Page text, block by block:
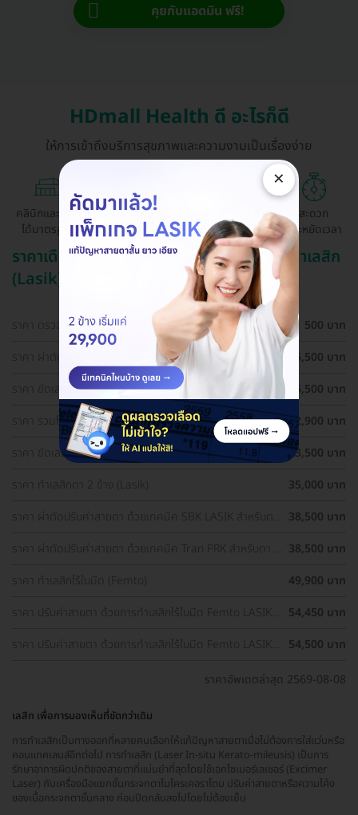
คุยกับแอดมิน ฟรี!
HDmall Health ดี อะไรก็ดี
ให้การเข้าถึงบริการสุขภาพและความงามเป็นเรื่องง่าย
คลินิกและ รพ.
ได้มาตรฐาน
ถูกกว่าจองตรง
ด้วยตัวเอง
สะดวก
ประหยัดเวลา
ราคาเดือน สิงหาคม ปี 2569 (2026) สำหรับ ทำเลสิก
(Lasik)
ราคา ตรวจตาก่อนทำเลสิก (LASIK)
500 บาท
ราคา ผ่าตัดปรับค่าสายตา ด้วยเทคนิค SBK LASIK สำหรับตา
25,500 บาท
ราคา ขัดเลนส์ตาด้วยเลเซอร์ เทคนิค PRK สำหรับตา 1 ข้าง
25,500 บาท
ราคา รวมโปรผ่าตัดแก้ไขสายตา ราคาดี ประเมินสายตา ฟรี!
32,900 บาท
ราคา ขัดเลนส์ตาด้วยเลเซอร์ เทคนิค PRK สำหรับตา 2 ข้าง
33,500 บาท
ราคา ทำเลสิกตา 2 ข้าง (Lasik)
35,000 บาท
ราคา ผ่าตัดปรับค่าสายตา ด้วยเทคนิค SBK LASIK สำหรับตา
38,500 บาท
ราคา ผ่าตัดปรับค่าสายตา ด้วยเทคนิค Tran PRK สำหรับตา 2
38,500 บาท
ราคา ทำเลสิกไร้ใบมีด (Femto)
49,900 บาท
ราคา ปรับค่าสายตา ด้วยการทำเลสิกไร้ใบมีด Femto LASIK 2
54,450 บาท
ราคา ปรับค่าสายตา ด้วยการทำเลสิกไร้ใบมีด Femto LASIK 2
54,500 บาท
ราคาอัพเดตล่าสุด 2569-08-08
เลสิก เพื่อการมองเห็นที่ชัดกว่าเดิม
การทำเลสิกเป็นทางออกที่หลายคนเลือกให้แก้ปัญหาสายตาเมื่อไม่ต้องการใส่แว่นหรือ
คอนแทคเลนส์อีกต่อไป การทำเลสิก (Laser In-situ Kerato-mileusis) เป็นการ
รักษาอาการผิดปกติของสายตาที่แม่นยำที่สุดโดยใช้เอกไซเมอร์เลเซอร์ (Excimer
Laser) กับเครื่องมือแยกชั้นกระจกตาไมโครเคอราโตม ปรับค่าสายตาหรือความโค้ง
ของเนื้อกระจกตาชั้นกลาง ก่อนปิดกลับลงไปโดยไม่ต้องเย็บ
×